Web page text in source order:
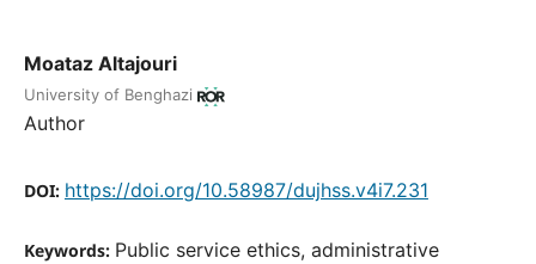
Moataz Altajouri
University of Benghazi
Author
DOI: https://doi.org/10.58987/dujhss.v4i7.231
Keywords: Public service ethics, administrative